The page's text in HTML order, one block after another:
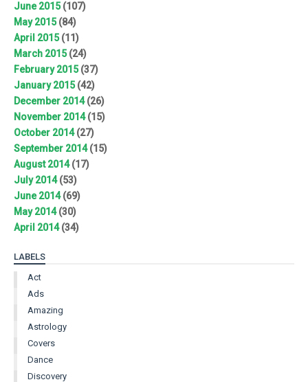
June 2015(107)
May 2015(84)
April 2015(11)
March 2015(24)
February 2015(37)
January 2015(42)
December 2014(26)
November 2014(15)
October 2014(27)
September 2014(15)
August 2014(17)
July 2014(53)
June 2014(69)
May 2014(30)
April 2014(34)
LABELS
Act
Ads
Amazing
Astrology
Covers
Dance
Discovery